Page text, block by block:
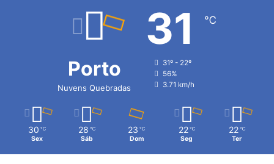
Porto
Nuvens Quebradas
31 ℃
31º - 22º
56%
3.71 km/h
30 ℃
Sex
28 ℃
Sáb
23 ℃
Dom
22 ℃
Seg
22 ℃
Ter